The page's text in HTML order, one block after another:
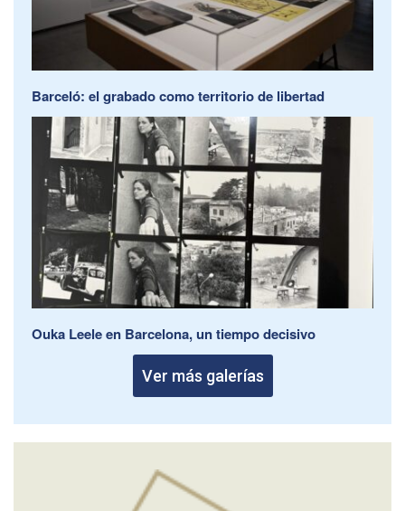
Barceló: el grabado como territorio de libertad
Ouka Leele en Barcelona, un tiempo decisivo
Ver más galerías